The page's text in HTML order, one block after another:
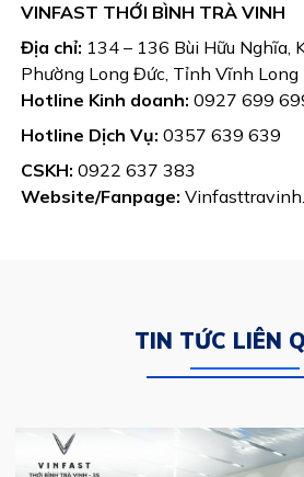
VINFAST THỚI BÌNH TRÀ VINH
Địa chỉ: 134 – 136 Bùi Hữu Nghĩa,
Phường Long Đức, Tỉnh Vĩnh Long
Hotline Kinh doanh: 0927 699
Hotline Dịch Vụ: 0357 639 639
CSKH:0922 637 383
Website/Fanpage:
TIN TỨC LIÊN